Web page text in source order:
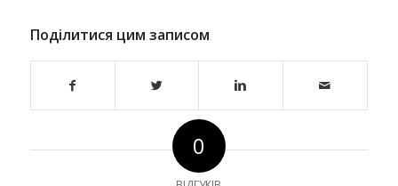
Поділитися цим записом
0